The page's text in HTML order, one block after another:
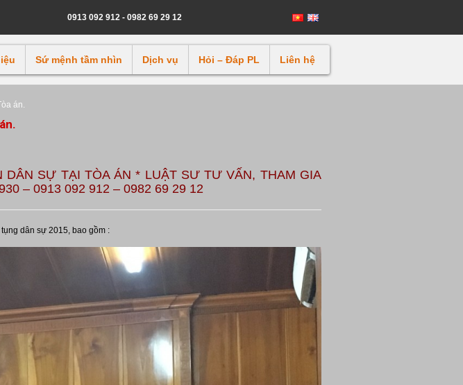
0913 092 912 - 0982 69 29 12
Sứ mệnh tầm nhìn Dịch vụ Hỏi – Đáp PL Liên hệ
án.
DÂN SỰ TẠI TÒA ÁN * LUẬT SƯ TƯ VẤN, THAM GIA
– 0913 092 912 – 0982 69 29 12
dân sự 2015, bao gồm :